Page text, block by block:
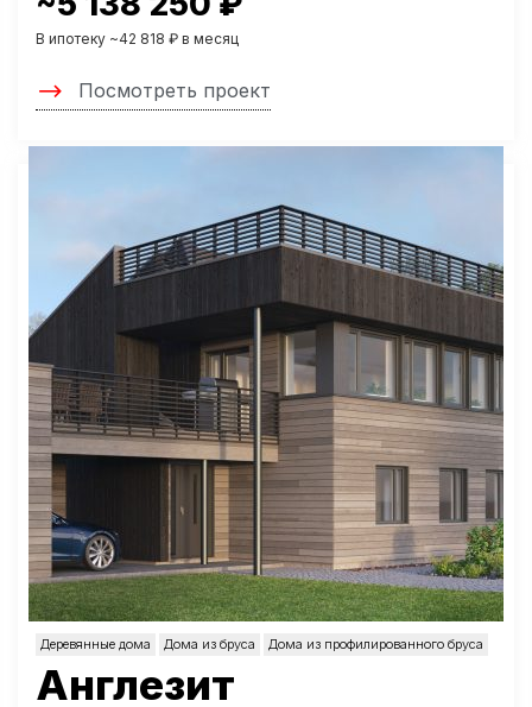
В ипотеку ~42 818 ₽ в месяц
Посмотреть проект
Деревянные дома Дома из бруса Дома из профилированного бруса
Англезит